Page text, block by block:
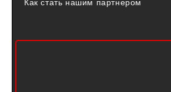
Как стать нашим партнером